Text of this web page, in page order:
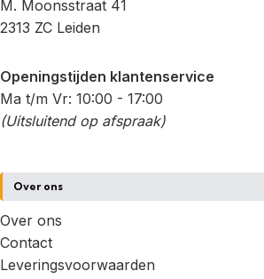
M. Moonsstraat 41
2313 ZC Leiden
Openingstijden klantenservice
Ma t/m Vr: 10:00 - 17:00
(Uitsluitend op afspraak)
Over ons
Over ons
Contact
Leveringsvoorwaarden